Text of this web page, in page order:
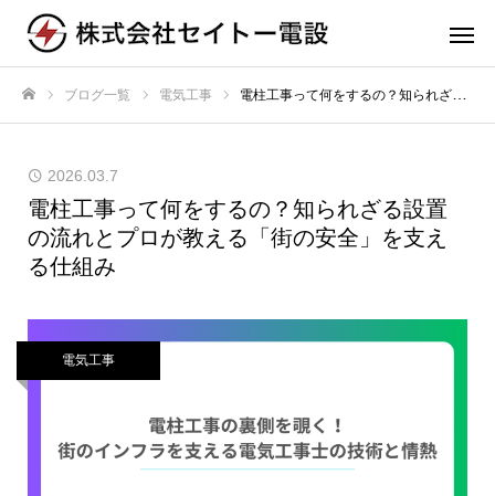
ブログ一覧 電気工事 電柱工事って何をするの？知られざる設置の流れとプロが教える「街の安全」を支える仕組み
2026.03.7
電柱工事って何をするの？知られざる設置
の流れとプロが教える「街の安全」を支え
る仕組み
電気工事